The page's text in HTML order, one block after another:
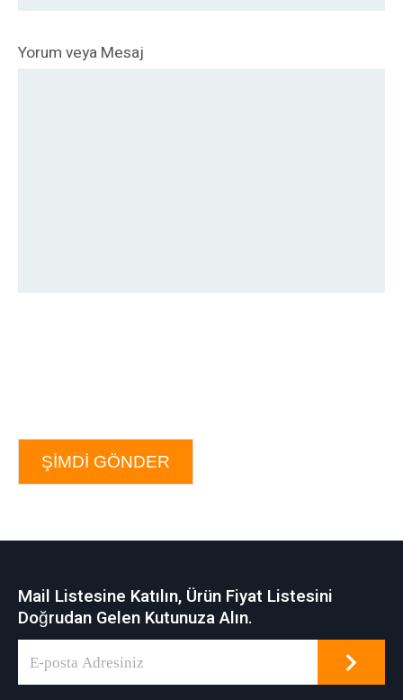
Yorum veya Mesaj
ŞIMDI GÖNDER
Mail Listesine Katılın, Ürün Fiyat Listesini
Doğrudan Gelen Kutunuza Alın.